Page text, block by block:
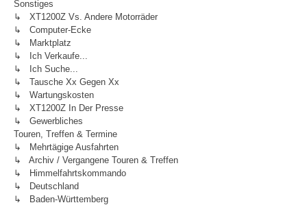
Sonstiges
↳ XT1200Z Vs. Andere Motorräder
↳ Computer-Ecke
↳ Marktplatz
↳ Ich Verkaufe...
↳ Ich Suche...
↳ Tausche Xx Gegen Xx
↳ Wartungskosten
↳ XT1200Z In Der Presse
↳ Gewerbliches
Touren, Treffen & Termine
↳ Mehrtägige Ausfahrten
↳ Archiv / Vergangene Touren & Treffen
↳ Himmelfahrtskommando
↳ Deutschland
↳ Baden-Württemberg